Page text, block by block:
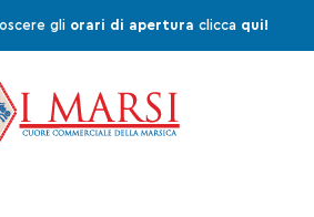
gli orari di apertura clicca qui!